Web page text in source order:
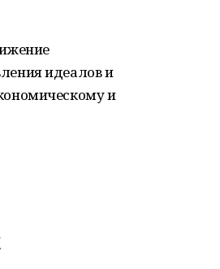
идеалов и
и